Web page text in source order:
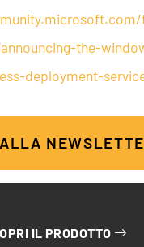
the-
deployment-
IL PRODOTTO